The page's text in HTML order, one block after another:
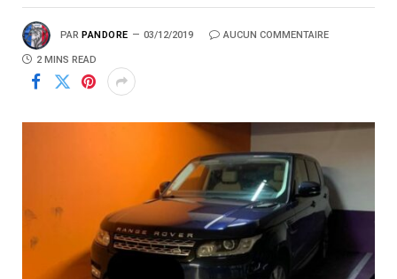
PAR PANDORE 03/12/2019 AUCUN COMMENTAIRE
2 MINS READ